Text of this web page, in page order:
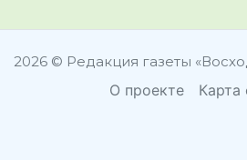
2026 © Редакция газеты
О проекте Карта